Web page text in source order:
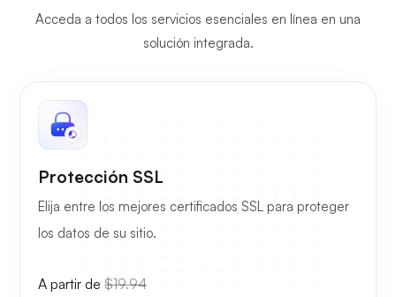
Acceda a todos los servicios esenciales en línea en una
solución integrada.
Protección SSL
Elija entre los mejores certificados SSL para proteger
los datos de su sitio.
A partir de $19.94